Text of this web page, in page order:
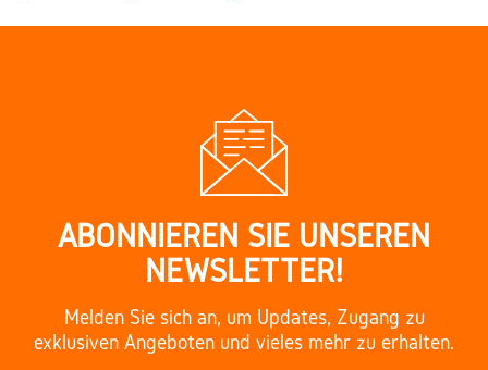
ABONNIEREN SIE UNSEREN
NEWSLETTER!
Melden Sie sich an, um Updates, Zugang zu
exklusiven Angeboten und vieles mehr zu erhalten.